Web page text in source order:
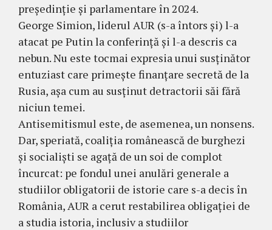
președinție și parlamentare în 2024.
George Simion, liderul AUR (s-a întors și) l-a
atacat pe Putin la conferință și l-a descris ca
nebun. Nu este tocmai expresia unui susținător
entuziast care primește finanțare secretă de la
Rusia, așa cum au susținut detractorii săi fără
niciun temei.
Antisemitismul este, de asemenea, un nonsens.
Dar, speriată, coaliția românească de burghezi
și socialiști se agață de un soi de complot
încurcat: pe fondul unei anulări generale a
studiilor obligatorii de istorie care s-a decis în
România, AUR a cerut restabilirea obligației de
a studia istoria, inclusiv a studiilor